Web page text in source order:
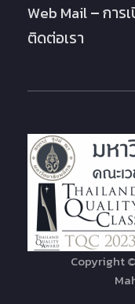
Web Mail
การ
ติดต่อเรา
Copyright